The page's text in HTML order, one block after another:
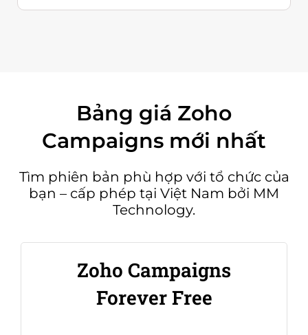
Bảng giá Zoho
Campaigns mới nhất
Tìm phiên bản phù hợp với tổ chức của
bạn – cấp phép tại Việt Nam bởi MM
Technology.
Zoho Campaigns
Forever Free